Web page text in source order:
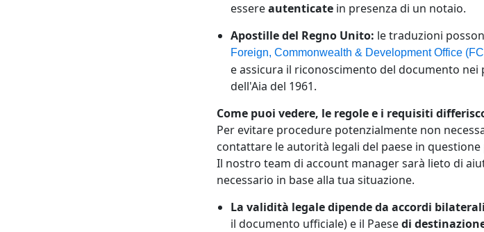
essereautenticate in presenza di un notaio.
Apostille del Regno Unito: le traduzioni
Foreign, Commonwealth & Development Office
e assicura il riconoscimento del documento
dell'Aia del 1961.
Come puoi vedere, le regole e i requisiti
Per evitare procedure potenzialmente non
contattare le autorità legali del paese in
Il nostro team di account manager sarà lieto di
necessario in base alla tua situazione.
La validità legale dipende da accordi bilaterali
il documento ufficiale) e il Paesedi